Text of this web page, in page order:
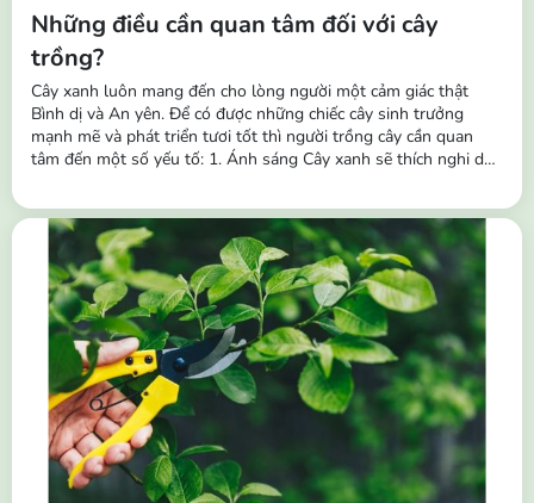
Những điều cần quan tâm đối với cây
trồng?
Cây xanh luôn mang đến cho lòng người một cảm giác thật
Bình dị và An yên. Để có được những chiếc cây sinh trưởng
mạnh mẽ và phát triển tươi tốt thì người trồng cây cần quan
tâm đến một số yếu tố: 1. Ánh sáng Cây xanh sẽ thích nghi dần
cũng sẽ thích nghi với các môi trường khác nhau. Vì vậy, ngoài
tác dụng trang trí,...